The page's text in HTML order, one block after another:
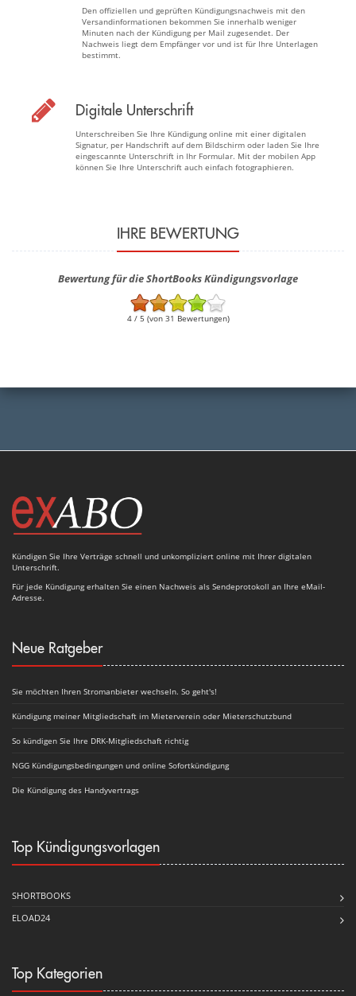
Den offiziellen und geprüften Kündigungsnachweis mit den
Versandinformationen bekommen Sie innerhalb weniger
Minuten nach der Kündigung per Mail zugesendet. Der
Nachweis liegt dem Empfänger vor und ist für Ihre Unterlagen
bestimmt.
Digitale Unterschrift
Unterschreiben Sie Ihre Kündigung online mit einer digitalen
Signatur, per Handschrift auf dem Bildschirm oder laden Sie Ihre
eingescannte Unterschrift in Ihr Formular. Mit der mobilen App
können Sie Ihre Unterschrift auch einfach fotographieren.
IHRE BEWERTUNG
Bewertung für die ShortBooks Kündigungsvorlage
4 / 5 (von 31 Bewertungen)
Kündigen Sie Ihre Verträge schnell und unkompliziert online mit Ihrer digitalen
Unterschrift.
Für jede Kündigung erhalten Sie einen Nachweis als Sendeprotokoll an Ihre eMail-
Adresse.
Neue Ratgeber
Sie möchten Ihren Stromanbieter wechseln. So geht's!
Kündigung meiner Mitgliedschaft im Mieterverein oder Mieterschutzbund
So kündigen Sie Ihre DRK-Mitgliedschaft richtig
NGG Kündigungsbedingungen und online Sofortkündigung
Die Kündigung des Handyvertrags
Top Kündigungsvorlagen
SHORTBOOKS
ELOAD24
Top Kategorien